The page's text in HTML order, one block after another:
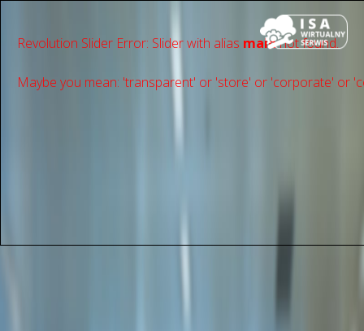
Revolution Slider Error: Slider with alias mainnot found.
Maybe you mean: 'transparent' or 'store' or 'сorporate' or